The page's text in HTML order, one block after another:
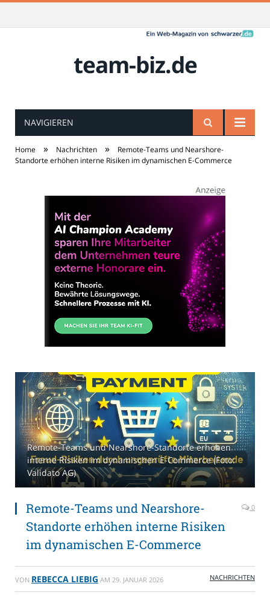
team-biz.de
NAVIGIEREN
Home » Nachrichten »
Remote-Teams und Nearshore-
Standorte erhöhen interne Risiken im dynamischen E-Commerce
Remote-Teams und Nearshore-Standorte erhöhen
interne Risiken im dynamischen E-Commerce (Foto:
Validato AG)
Remote-Teams und Nearshore-
Standorte erhöhen interne Risiken
im dynamischen E-Commerce
0
VON REBECCA LIEBIG AM 29. JANUAR 2026 NACHRICHTEN